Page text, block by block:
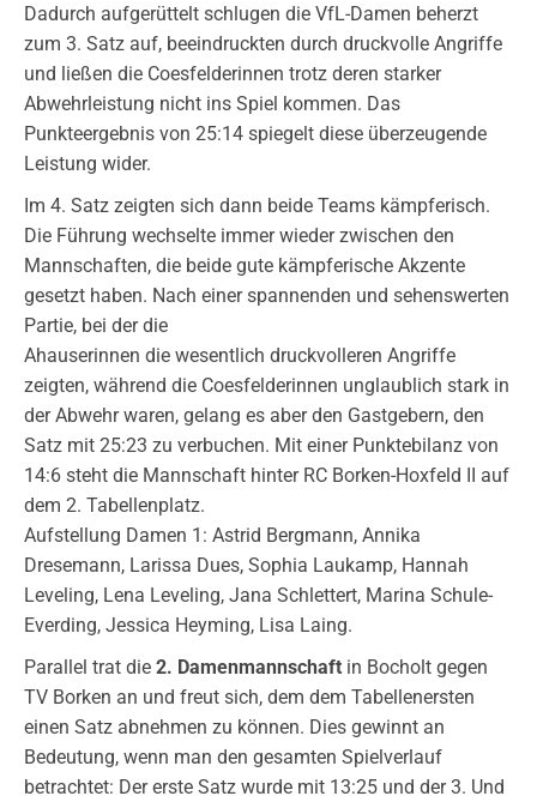
Dadurch aufgerüttelt schlugen die VfL-Damen beherzt
zum 3. Satz auf, beeindruckten durch druckvolle Angriffe
und ließen die Coesfelderinnen trotz deren starker
Abwehrleistung nicht ins Spiel kommen. Das
Punkteergebnis von 25:14 spiegelt diese überzeugende
Leistung wider.
Im 4. Satz zeigten sich dann beide Teams kämpferisch.
Die Führung wechselte immer wieder zwischen den
Mannschaften, die beide gute kämpferische Akzente
gesetzt haben. Nach einer spannenden und sehenswerten
Partie, bei der die
Ahauserinnen die wesentlich druckvolleren Angriffe
zeigten, während die Coesfelderinnen unglaublich stark in
der Abwehr waren, gelang es aber den Gastgebern, den
Satz mit 25:23 zu verbuchen. Mit einer Punktebilanz von
14:6 steht die Mannschaft hinter RC Borken-Hoxfeld II auf
dem 2. Tabellenplatz.
Aufstellung Damen 1: Astrid Bergmann, Annika
Dresemann, Larissa Dues, Sophia Laukamp, Hannah
Leveling, Lena Leveling, Jana Schlettert, Marina Schule-
Everding, Jessica Heyming, Lisa Laing.
Parallel trat die 2. Damenmannschaft in Bocholt gegen
TV Borken an und freut sich, dem dem Tabellenersten
einen Satz abnehmen zu können. Dies gewinnt an
Bedeutung, wenn man den gesamten Spielverlauf
betrachtet: Der erste Satz wurde mit 13:25 und der 3. Und